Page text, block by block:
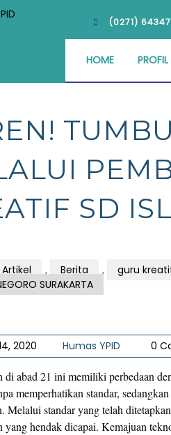
(0271)
HOME PROFIL
SD
Artikel , Berita , guru
SURAKARTA
2020 Humas YPID 0
di abad 21 ini memiliki perbedaan
memperhatikan standar,
Melalui standar yang telah
yang hendak dicapai. Kemajuan